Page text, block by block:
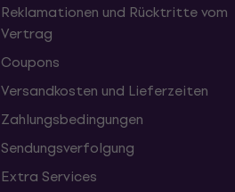
Reklamationen und Rücktritte vom
Vertrag
Coupons
Versandkosten und Lieferzeiten
Zahlungsbedingungen
Sendungsverfolgung
Extra Services